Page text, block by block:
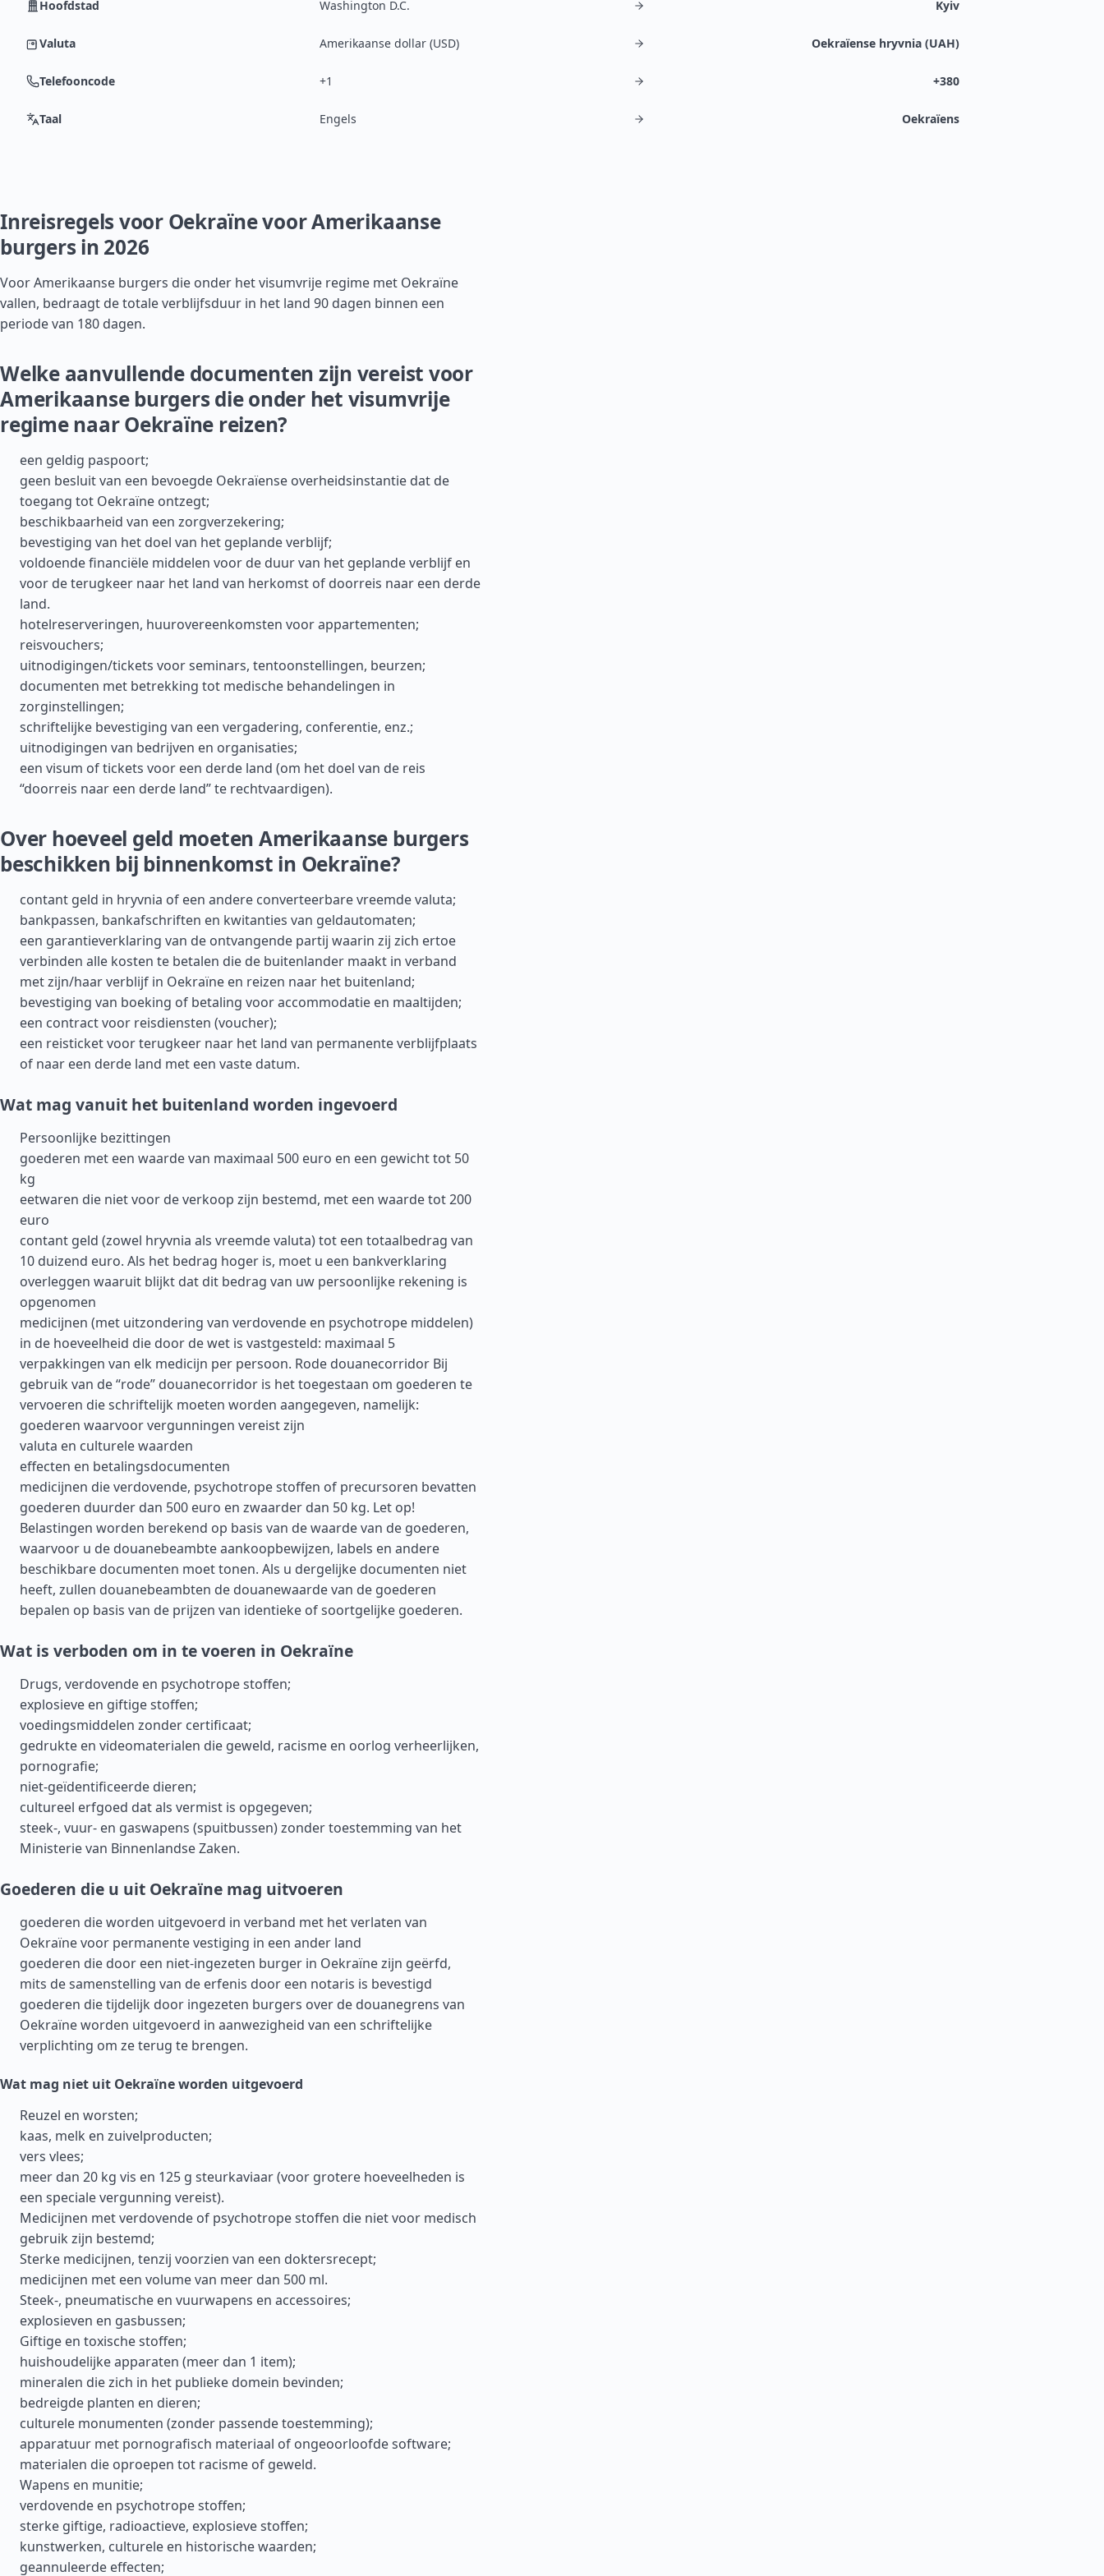
Hoofdstad Washington D.C. Kyiv
Valuta Amerikaanse dollar (USD) Oekraïense hryvnia (UAH)
Telefooncode +1 +380
Taal Engels Oekraïens
Inreisregels voor Oekraïne voor Amerikaanse
burgers in 2026
Voor Amerikaanse burgers die onder het visumvrije regime met Oekraïne
vallen, bedraagt de totale verblijfsduur in het land 90 dagen binnen een
periode van 180 dagen.
Welke aanvullende documenten zijn vereist voor
Amerikaanse burgers die onder het visumvrije
regime naar Oekraïne reizen?
een geldig paspoort;
geen besluit van een bevoegde Oekraïense overheidsinstantie dat de
toegang tot Oekraïne ontzegt;
beschikbaarheid van een zorgverzekering;
bevestiging van het doel van het geplande verblijf;
voldoende financiële middelen voor de duur van het geplande verblijf en
voor de terugkeer naar het land van herkomst of doorreis naar een derde
land.
hotelreserveringen, huurovereenkomsten voor appartementen;
reisvouchers;
uitnodigingen/tickets voor seminars, tentoonstellingen, beurzen;
documenten met betrekking tot medische behandelingen in
zorginstellingen;
schriftelijke bevestiging van een vergadering, conferentie, enz.;
uitnodigingen van bedrijven en organisaties;
een visum of tickets voor een derde land (om het doel van de reis
“doorreis naar een derde land” te rechtvaardigen).
Over hoeveel geld moeten Amerikaanse burgers
beschikken bij binnenkomst in Oekraïne?
contant geld in hryvnia of een andere converteerbare vreemde valuta;
bankpassen, bankafschriften en kwitanties van geldautomaten;
een garantieverklaring van de ontvangende partij waarin zij zich ertoe
verbinden alle kosten te betalen die de buitenlander maakt in verband
met zijn/haar verblijf in Oekraïne en reizen naar het buitenland;
bevestiging van boeking of betaling voor accommodatie en maaltijden;
een contract voor reisdiensten (voucher);
een reisticket voor terugkeer naar het land van permanente verblijfplaats
of naar een derde land met een vaste datum.
Wat mag vanuit het buitenland worden ingevoerd
Persoonlijke bezittingen
goederen met een waarde van maximaal 500 euro en een gewicht tot 50
kg
eetwaren die niet voor de verkoop zijn bestemd, met een waarde tot 200
euro
contant geld (zowel hryvnia als vreemde valuta) tot een totaalbedrag van
10 duizend euro. Als het bedrag hoger is, moet u een bankverklaring
overleggen waaruit blijkt dat dit bedrag van uw persoonlijke rekening is
opgenomen
medicijnen (met uitzondering van verdovende en psychotrope middelen)
in de hoeveelheid die door de wet is vastgesteld: maximaal 5
verpakkingen van elk medicijn per persoon. Rode douanecorridor Bij
gebruik van de “rode” douanecorridor is het toegestaan om goederen te
vervoeren die schriftelijk moeten worden aangegeven, namelijk:
goederen waarvoor vergunningen vereist zijn
valuta en culturele waarden
effecten en betalingsdocumenten
medicijnen die verdovende, psychotrope stoffen of precursoren bevatten
goederen duurder dan 500 euro en zwaarder dan 50 kg. Let op!
Belastingen worden berekend op basis van de waarde van de goederen,
waarvoor u de douanebeambte aankoopbewijzen, labels en andere
beschikbare documenten moet tonen. Als u dergelijke documenten niet
heeft, zullen douanebeambten de douanewaarde van de goederen
bepalen op basis van de prijzen van identieke of soortgelijke goederen.
Wat is verboden om in te voeren in Oekraïne
Drugs, verdovende en psychotrope stoffen;
explosieve en giftige stoffen;
voedingsmiddelen zonder certificaat;
gedrukte en videomaterialen die geweld, racisme en oorlog verheerlijken,
pornografie;
niet-geïdentificeerde dieren;
cultureel erfgoed dat als vermist is opgegeven;
steek-, vuur- en gaswapens (spuitbussen) zonder toestemming van het
Ministerie van Binnenlandse Zaken.
Goederen die u uit Oekraïne mag uitvoeren
goederen die worden uitgevoerd in verband met het verlaten van
Oekraïne voor permanente vestiging in een ander land
goederen die door een niet-ingezeten burger in Oekraïne zijn geërfd,
mits de samenstelling van de erfenis door een notaris is bevestigd
goederen die tijdelijk door ingezeten burgers over de douanegrens van
Oekraïne worden uitgevoerd in aanwezigheid van een schriftelijke
verplichting om ze terug te brengen.
Wat mag niet uit Oekraïne worden uitgevoerd
Reuzel en worsten;
kaas, melk en zuivelproducten;
vers vlees;
meer dan 20 kg vis en 125 g steurkaviaar (voor grotere hoeveelheden is
een speciale vergunning vereist).
Medicijnen met verdovende of psychotrope stoffen die niet voor medisch
gebruik zijn bestemd;
Sterke medicijnen, tenzij voorzien van een doktersrecept;
medicijnen met een volume van meer dan 500 ml.
Steek-, pneumatische en vuurwapens en accessoires;
explosieven en gasbussen;
Giftige en toxische stoffen;
huishoudelijke apparaten (meer dan 1 item);
mineralen die zich in het publieke domein bevinden;
bedreigde planten en dieren;
culturele monumenten (zonder passende toestemming);
apparatuur met pornografisch materiaal of ongeoorloofde software;
materialen die oproepen tot racisme of geweld.
Wapens en munitie;
verdovende en psychotrope stoffen;
sterke giftige, radioactieve, explosieve stoffen;
kunstwerken, culturele en historische waarden;
geannuleerde effecten;